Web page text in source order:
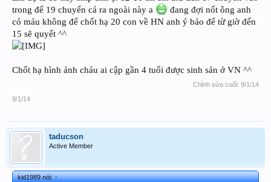
trong để 19 chuyển cá ra ngoài này a
đang đợi nốt ông anh
có máu không để chốt hạ 20 con về HN anh ý bảo để từ giờ đến
15 sẽ quyết ^^
Chốt hạ hình ảnh cháu ai cập gần 4 tuổi được sinh sản ở VN ^^
Chỉnh sửa cuối: 9/1/14
9/1/14
taducson
Active Member
kid1989 nói:↑